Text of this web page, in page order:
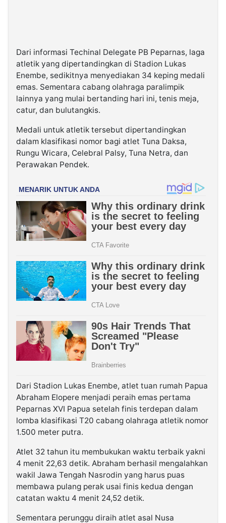
Dari informasi Techinal Delegate PB Peparnas, laga
atletik yang dipertandingkan di Stadion Lukas
Enembe, sedikitnya menyediakan 34 keping medali
emas. Sementara cabang olahraga paralimpik
lainnya yang mulai bertanding hari ini, tenis meja,
catur, dan bulutangkis.
Medali untuk atletik tersebut dipertandingkan
dalam klasifikasi nomor bagi atlet Tuna Daksa,
Rungu Wicara, Celebral Palsy, Tuna Netra, dan
Perawakan Pendek.
Dari Stadion Lukas Enembe, atlet tuan rumah Papua
Abraham Elopere menjadi peraih emas pertama
Peparnas XVI Papua setelah finis terdepan dalam
lomba klasifikasi T20 cabang olahraga atletik nomor
1.500 meter putra.
Atlet 32 tahun itu membukukan waktu terbaik yakni
4 menit 22,63 detik. Abraham berhasil mengalahkan
wakil Jawa Tengah Nasrodin yang harus puas
membawa pulang perak usai finis kedua dengan
catatan waktu 4 menit 24,52 detik.
Sementara perunggu diraih atlet asal Nusa